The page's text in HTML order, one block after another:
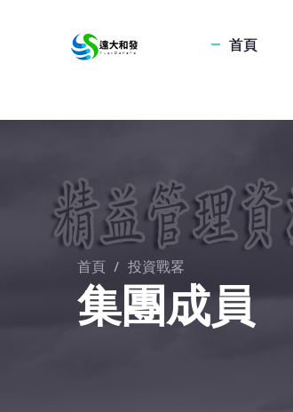
首頁
首頁 / 投資戰畧
集團成員